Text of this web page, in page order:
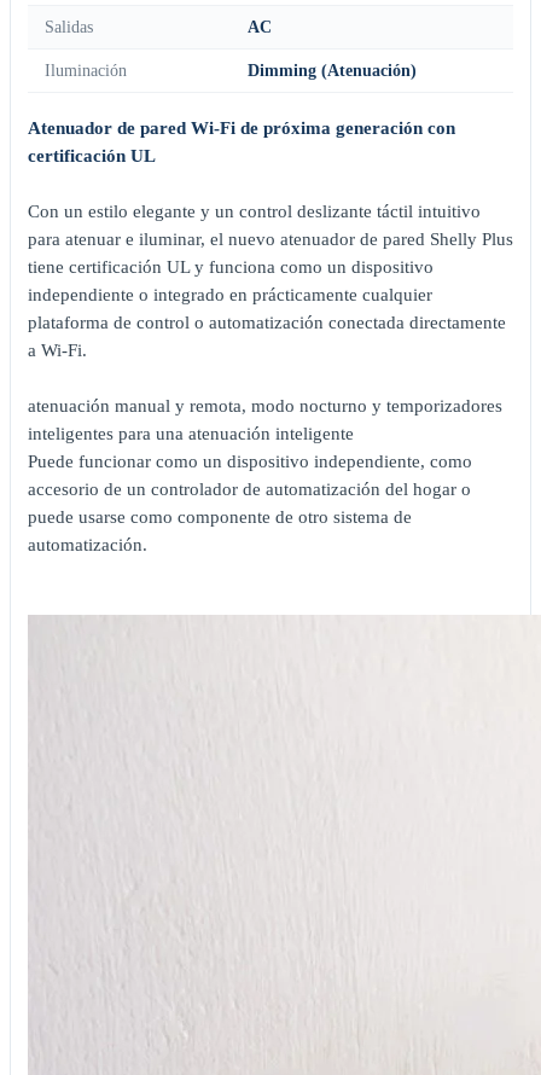
Salidas AC
Iluminación Dimming (Atenuación)
Atenuador de pared Wi-Fi de próxima generación con
certificación UL
Con un estilo elegante y un control deslizante táctil intuitivo
para atenuar e iluminar, el nuevo atenuador de pared Shelly Plus
tiene certificación UL y funciona como un dispositivo
independiente o integrado en prácticamente cualquier
plataforma de control o automatización conectada directamente
a Wi-Fi.
atenuación manual y remota, modo nocturno y temporizadores
inteligentes para una atenuación inteligente
Puede funcionar como un dispositivo independiente, como
accesorio de un controlador de automatización del hogar o
puede usarse como componente de otro sistema de
automatización.